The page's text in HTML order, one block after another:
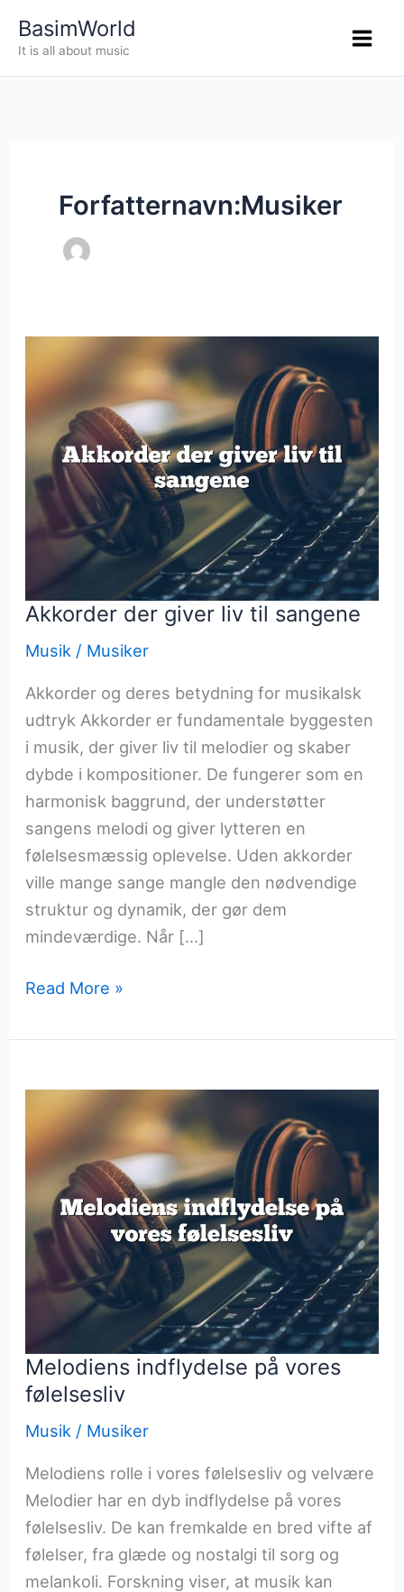
BasimWorld
It is all about music
Forfatternavn:Musiker
Akkorder der giver liv til sangene
Musik / Musiker
Akkorder og deres betydning for musikalsk
udtryk Akkorder er fundamentale byggesten
i musik, der giver liv til melodier og skaber
dybde i kompositioner. De fungerer som en
harmonisk baggrund, der understøtter
sangens melodi og giver lytteren en
følelsesmæssig oplevelse. Uden akkorder
ville mange sange mangle den nødvendige
struktur og dynamik, der gør dem
mindeværdige. Når […]
Akkorder
giver
til
sangene
Read More »
Melodiens indflydelse på vores
følelsesliv
Musik / Musiker
Melodiens rolle i vores følelsesliv og velvære
Melodier har en dyb indflydelse på vores
følelsesliv. De kan fremkalde en bred vifte af
følelser, fra glæde og nostalgi til sorg og
melankoli. Forskning viser, at musik kan